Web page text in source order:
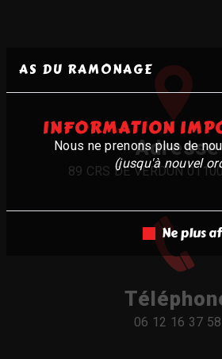
AS DU RAMONAGE
INFORMATION
Nous ne prenons plus de
(jusqu'à nouvel
Ne plus
Adresse
89 CRS DE VERDUN
06 12 16 37 58